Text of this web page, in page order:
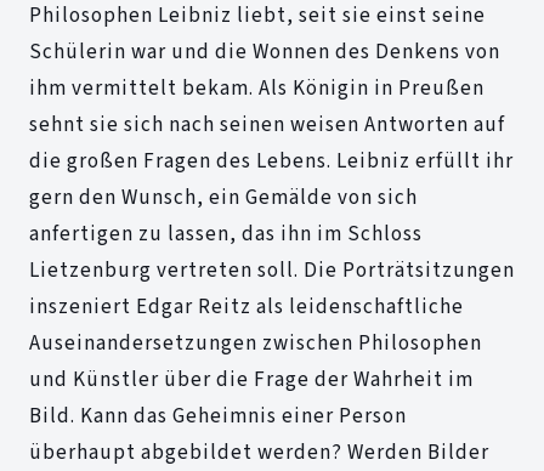
Philosophen Leibniz liebt, seit sie einst seine
Schülerin war und die Wonnen des Denkens von
ihm vermittelt bekam. Als Königin in Preußen
sehnt sie sich nach seinen weisen Antworten auf
die großen Fragen des Lebens. Leibniz erfüllt ihr
gern den Wunsch, ein Gemälde von sich
anfertigen zu lassen, das ihn im Schloss
Lietzenburg vertreten soll. Die Porträtsitzungen
inszeniert Edgar Reitz als leidenschaftliche
Auseinandersetzungen zwischen Philosophen
und Künstler über die Frage der Wahrheit im
Bild. Kann das Geheimnis einer Person
überhaupt abgebildet werden? Werden Bilder